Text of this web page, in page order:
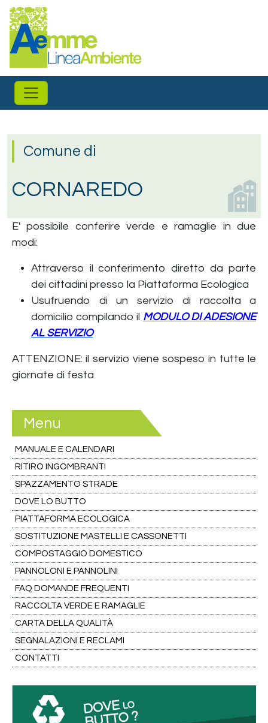
Salta al contenuto principale
Comune di
CORNAREDO
E' possibile conferire verde e ramaglie in due
modi:
Attraverso il conferimento diretto da parte
dei cittadini presso la Piattaforma Ecologica
Usufruendo di un servizio di raccolta a
domicilio compilando il MODULO DI ADESIONE
AL SERVIZIO
ATTENZIONE: il servizio viene sospeso in tutte le
giornate di festa
Menu
MANUALE E CALENDARI
RITIRO INGOMBRANTI
SPAZZAMENTO STRADE
DOVE LO BUTTO
PIATTAFORMA ECOLOGICA
SOSTITUZIONE MASTELLI E CASSONETTI
COMPOSTAGGIO DOMESTICO
PANNOLONI E PANNOLINI
FAQ DOMANDE FREQUENTI
RACCOLTA VERDE E RAMAGLIE
CARTA DELLA QUALITÀ
SEGNALAZIONI E RECLAMI
CONTATTI